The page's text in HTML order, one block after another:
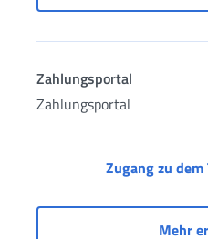
Zahlungsportal
Zahlungsportal
Zugang zu
Mehr